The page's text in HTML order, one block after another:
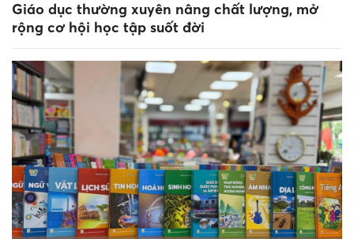
Giáo dục thường xuyên nâng chất lượng, mở
rộng cơ hội học tập suốt đời